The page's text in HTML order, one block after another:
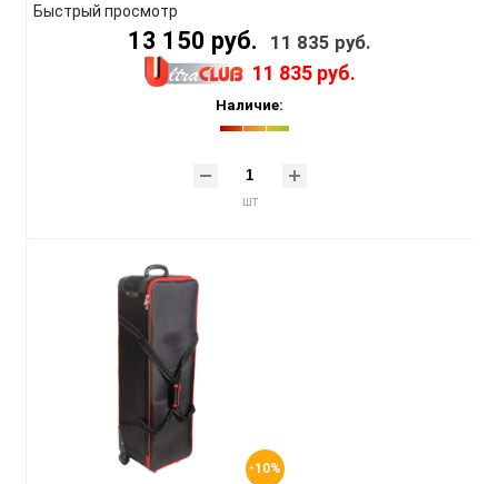
Быстрый просмотр
13 150 руб. 11 835 руб.
11 835 руб.
Наличие:
шт
-10%